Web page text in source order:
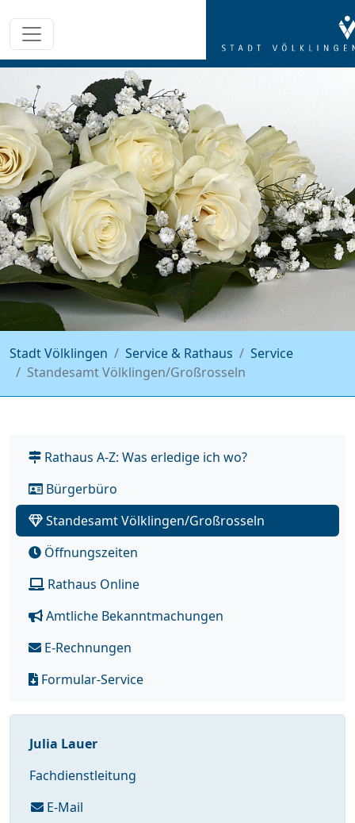
Stadt Völklingen Service & Rathaus
Service
Standesamt Völklingen/Großrosseln
Rathaus A-Z: Was erledige ich wo?
Bürgerbüro
Standesamt Völklingen/Großrosseln
Öffnungszeiten
Rathaus Online
Amtliche Bekanntmachungen
E-Rechnungen
Formular-Service
Julia Lauer
Fachdienstleitung
E-Mail